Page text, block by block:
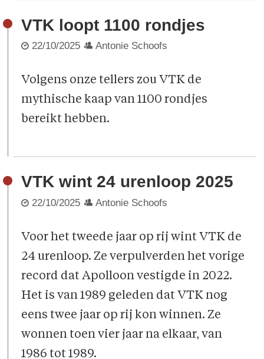
VTK loopt 1100 rondjes
22/10/2025 Antonie Schoofs
Volgens onze tellers zou VTK de
mythische kaap van 1100 rondjes
bereikt hebben.
VTK wint 24 urenloop 2025
22/10/2025 Antonie Schoofs
Voor het tweede jaar op rij wint VTK de
24 urenloop. Ze verpulverden het vorige
record dat Apolloon vestigde in 2022.
Het is van 1989 geleden dat VTK nog
eens twee jaar op rij kon winnen. Ze
wonnen toen vier jaar na elkaar, van
1986 tot 1989.